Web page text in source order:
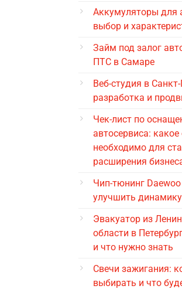
Аккумуляторы для
выбор и
Займ под залог
ПТС в Самаре
Веб-студия в Санкт-
разработка и
Чек-лист по
автосервиса:
необходимо для
расширения
Чип-тюнинг
улучшить
Эвакуатор из
области в
и что нужно знать
Свечи зажигания:
выбирать и что